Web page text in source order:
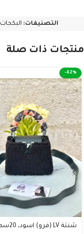
التصنيفات: البكجات
منتجات ذات صلة
-42%
شنتة LV (فرو) اسود، 20سم.